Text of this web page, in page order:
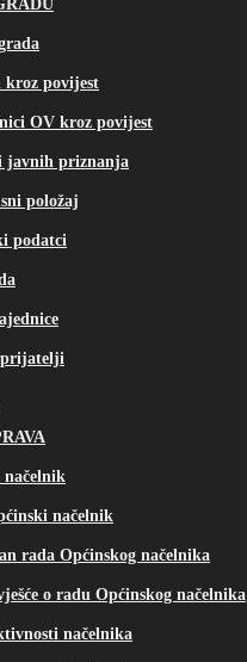
kroz povijest
OV kroz povijest
javnih priznanja
položaj
podatci
načelnik
načelnik
rada Općinskog načelnika
o radu Općinskog načelnika
načelnika